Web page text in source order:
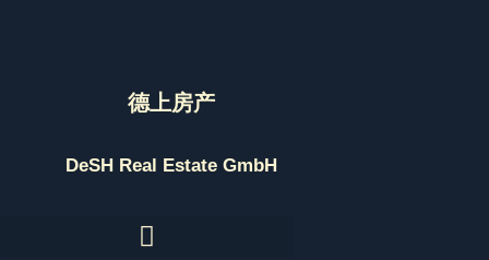
德上房产
DeSH Real Estate GmbH